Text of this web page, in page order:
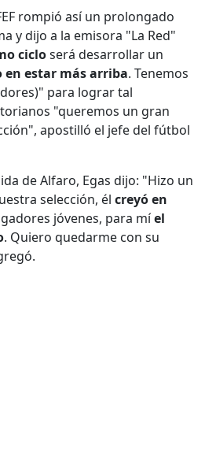
rompió así un prolongado
y dijo a la emisora "La Red"
cicloserá desarrollar un
en estar más arriba. Tenemos
para lograr tal
"queremos un gran
apostilló el jefe del fútbol
de Alfaro, Egas dijo: "Hizo un
selección, élcreyó en
jóvenes, para míel
. Quiero quedarme con su